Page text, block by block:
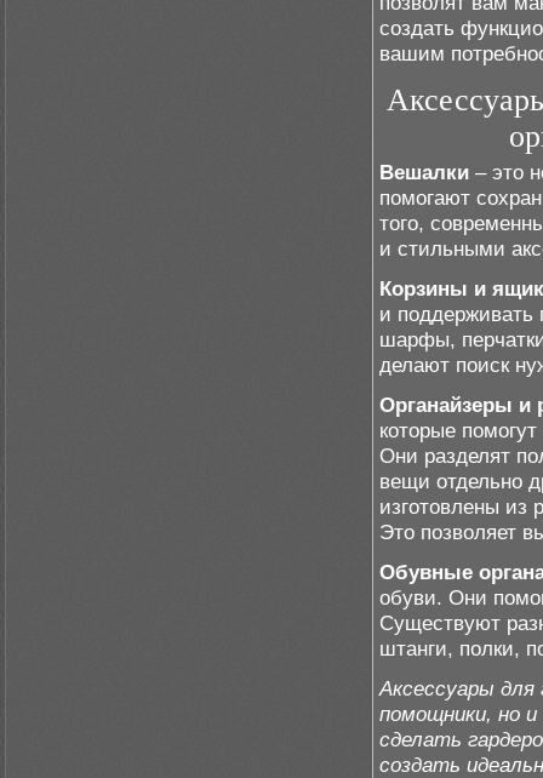
создать
вашим
Вешалки – это
помогают
того,
и стильными
Корзины и
и поддерживать
шарфы,
делают поиск
Органайзеры и
которые
Они разделят
вещи отдельно
изготовлены
Это позволяет
Обувные
обуви. Они
Существуют
штанги, полки,
Аксессуары
помощники, но
сделать
создать